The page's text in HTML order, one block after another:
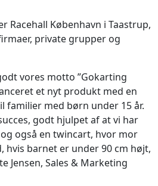
Racehall København i Taastrup,
private grupper og
vores motto ”Gokarting
et nyt produkt med en
familier med børn under 15 år.
godt hjulpet af at vi har
også en twincart, hvor mor
hvis barnet er under 90 cm højt,
Jensen, Sales & Marketing